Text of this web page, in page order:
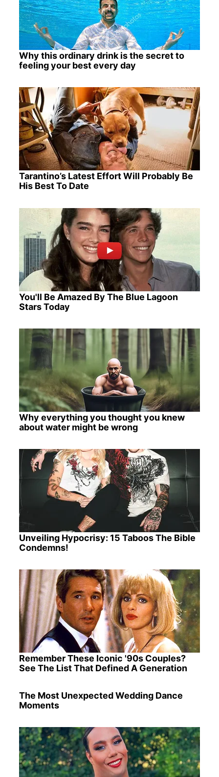
Why this ordinary drink is the secret to
feeling your best every day
Tarantino’s Latest Effort Will Probably Be
His Best To Date
You'll Be Amazed By The Blue Lagoon
Stars Today
Why everything you thought you knew
about water might be wrong
Unveiling Hypocrisy: 15 Taboos The Bible
Condemns!
Remember These Iconic '90s Couples?
See The List That Defined A Generation
The Most Unexpected Wedding Dance
Moments